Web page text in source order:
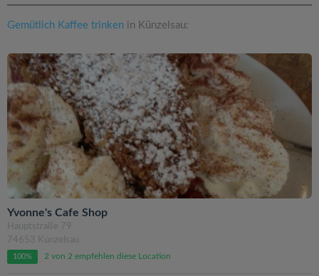
Gemütlich Kaffee trinken in Künzelsau:
Yvonne's Cafe Shop
Hauptstraße 79
74653 Künzelsau
100% 2 von 2 empfehlen diese Location